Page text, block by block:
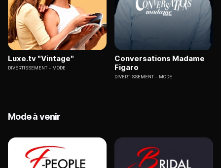
Luxe.tv "Vintage"
DIVERTISSEMENT MODE
Conversations Madame
Figaro
DIVERTISSEMENT MODE
Mode à venir